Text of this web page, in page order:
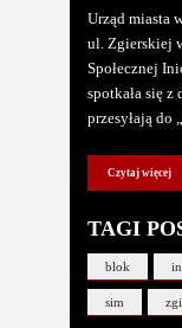
Urząd miasta
ul. Zgierskiej
Społecznej
spotkała się
przesyłają do
Czytaj więcej
TAGI
blok
sim